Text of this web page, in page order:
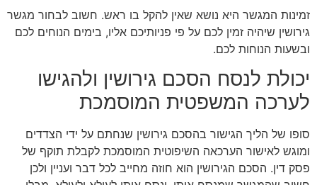
זמינות המגשר היא נושא שאין להקל בו ראש. חשוב לבחור מגשר
גירושין שיהיה זמין לכם על פי פניותיכם אליו, בימים הנוחים לכם
ובשעות הנוחות לכם.
יכולת לנסח הסכם גירושין ולהגישו
לערכה המשפטית המוסמכת
סופו של הליך הגישור בהסכם גירושין שנחתם על ידי הצדדים
ומוגש לאישור הערכאה השיפוטית המוסמכת לקבלת תוקף של
פסק דין. הסכם הגירושין הוא חוזה מחייב לכל דבר ועניין ולכן